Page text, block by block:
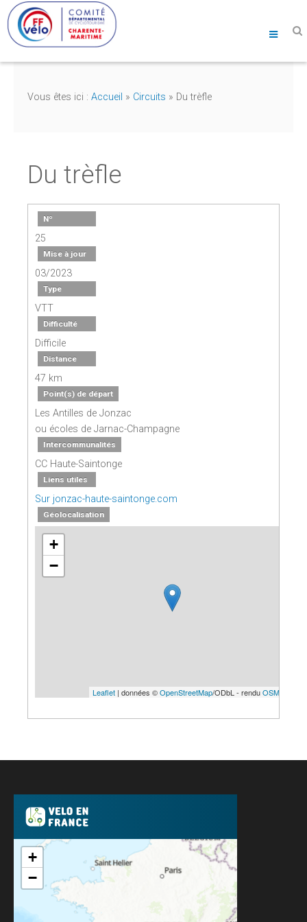
Vous êtes ici : Accueil » Circuits » Du trèfle
Du trèfle
Nº
25
Mise à jour
03/2023
Type
VTT
Difficulté
Difficile
Distance
47 km
Point(s) de départ
Les Antilles de Jonzac
ou écoles de Jarnac-Champagne
Intercommunalités
CC Haute-Saintonge
Liens utiles
Sur jonzac-haute-saintonge.com
Géolocalisation
+
−
Leaflet | données ©OpenStreetMap/ODbL - renduOSM France